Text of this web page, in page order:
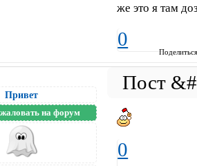
же это я там
0
Привет
на форум
0